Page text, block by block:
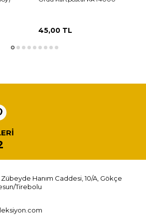
45,00TL
Zübeyde Hanım Caddesi, 10/A, Gökçe
Tirebolu